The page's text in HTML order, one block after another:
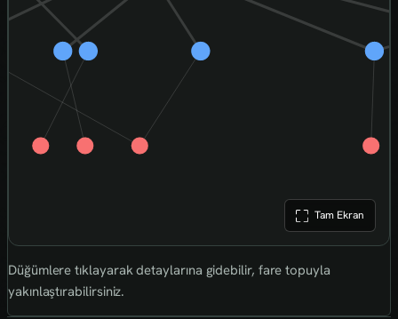
Tam Ekran
Düğümlere tıklayarak detaylarına gidebilir, fare topuyla
yakınlaştırabilirsiniz.